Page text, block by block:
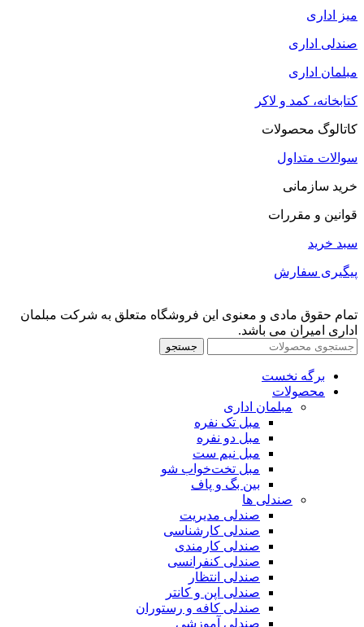
میز اداری
صندلی اداری
مبلمان اداری
کتابخانه، کمد و لاکر
کاتالوگ محصولات
سوالات متداول
خرید سازمانی
قوانین و مقررات
سبد خرید
پیگیری سفارش
تمام حقوق مادی و معنوی این فروشگاه متعلق به شرکت مبلمان
اداری امیران می باشد.
جستجو
برگه نخست
محصولات
مبلمان اداری
مبل تک نفره
مبل دو نفره
مبل نیم ست
مبل تخت‌خواب شو
بین بگ و پاف
صندلی ها
صندلی مدیریت
صندلی کارشناسی
صندلی کارمندی
صندلی کنفرانسی
صندلی انتظار
صندلی اپن و کانتر
صندلی کافه و رستوران
صندلی آموزشی